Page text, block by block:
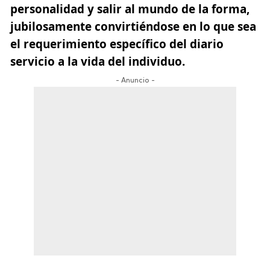
personalidad y salir al mundo de la forma,
jubilosamente convirtiéndose en lo que sea
el requerimiento específico del diario
servicio a la vida del individuo.
- Anuncio -